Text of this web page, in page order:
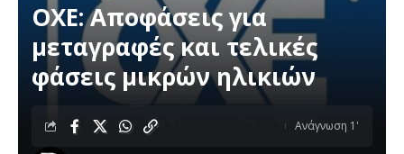
ΟΧΕ: Αποφάσεις για
μεταγραφές και τελικές
φάσεις μικρών ηλικιών
Ανάγνωση 1'